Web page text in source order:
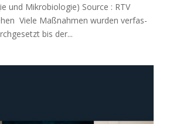
und Mikrobiologie) Source : RTV
Vie­le Maß­nah­men wur­den ver­fas­
bis der...